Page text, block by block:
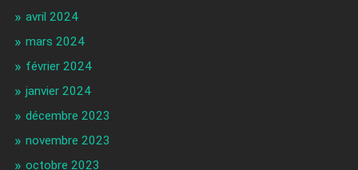
avril 2024
mars 2024
février 2024
janvier 2024
décembre 2023
novembre 2023
octobre 2023